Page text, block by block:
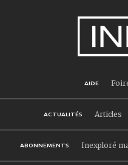
AIDE
ACTUALITÉS Articles
ABONNEMENTS Inexploré